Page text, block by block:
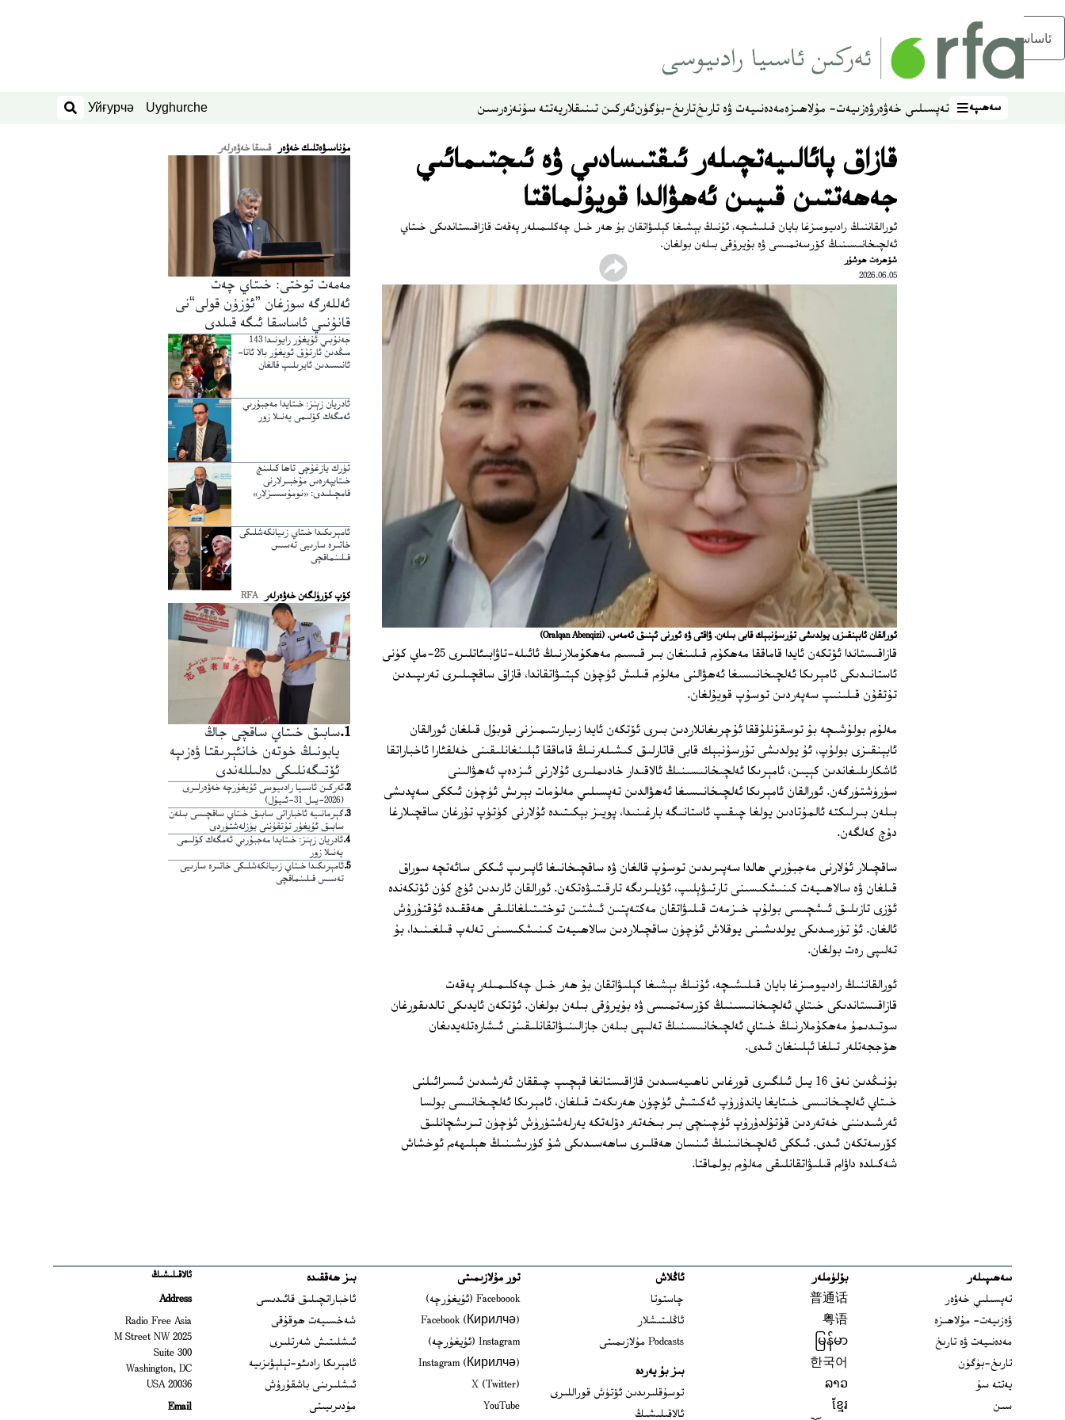
ئاساسلىق مەزمۇنغا ئاتلاڭ
سەھىپە
سەھىپە تەپسىلىي خەۋەرۋەزىيەت- مۇلاھىزەمەدەنىيەت ۋە تارىختارىخ-بۈگۈنئەركىن تىنىقلاريەتتە سۇنەزەرسىن Uyghurche
Уйғурчә
ئىزدەش
قازاق پائالىيەتچىلەر ئىقتىسادىي ۋە ئىجتىمائىي
جەھەتتىن قىيىن ئەھۋالدا قويۇلماقتا
ئورالقاننىڭ رادىيومىزغا بايان قىلىشىچە، ئۇنىڭ بېشىغا كېلىۋاتقان بۇ ھەر خىل چەكلىمىلەر پەقەت قازاقىستاندىكى خىتاي
ئەلچىخانىسىنىڭ كۆرسەتمىسى ۋە بۇيرۇقى بىلەن بولغان.
شۆھرەت ھوشۇر
2026.06.05
ئورالقان ئابېنقىزى يولدىشى تۇرسۇنبېك قابى بىلەن. ۋاقتى ۋە ئورنى ئېنىق ئەمەس. (Oralqan Abenqizi)
قازاقىستاندا ئۆتكەن ئايدا قاماققا مەھكۇم قىلىنغان بىر قىسىم مەھكۇملارنىڭ ئائىلە-تاۋابىئاتلىرى 25-ماي كۈنى
ئاستانىدىكى ئامېرىكا ئەلچىخانىسىغا ئەھۋالنى مەلۇم قىلىش ئۈچۈن كېتىۋاتقاندا، قازاق ساقچىلىرى تەرىپىدىن
تۇتقۇن قىلىنىپ سەپەردىن توسۇپ قويۇلغان.
مەلۇم بولۇشىچە بۇ توسقۇنلۇققا ئۇچرىغانلاردىن بىرى ئۆتكەن ئايدا زىيارىتىمىزنى قوبۇل قىلغان ئورالقان
ئابېنقىزى بولۇپ، ئۇ يولدىشى تۇرسۇنبېك قابى قاتارلىق كىشىلەرنىڭ قاماققا ئېلىنغانلىقىنى خەلقئارا ئاخباراتقا
ئاشكارىلىغاندىن كېيىن، ئامېرىكا ئەلچىخانىسىنىڭ ئالاقىدار خادىملىرى ئۇلارنى ئىزدەپ ئەھۋالىنى
سۈرۈشتۈرگەن. ئورالقان ئامېرىكا ئەلچىخانىسىغا ئەھۋالدىن تەپسىلىي مەلۇمات بېرىش ئۈچۈن ئىككى سەپدىشى
بىلەن بىرلىكتە ئالمۇتادىن يولغا چىقىپ ئاستانىگە بارغىنىدا، پويىز بېكىتىدە ئۇلارنى كۈتۈپ تۇرغان ساقچىلارغا
دۇچ كەلگەن.
ساقچىلار ئۇلارنى مەجبۇرىي ھالدا سەپىرىدىن توسۇپ قالغان ۋە ساقچىخانىغا ئاپىرىپ ئىككى سائەتچە سوراق
قىلغان ۋە سالاھىيەت كىنىشكىسىنى تارتىۋېلىپ، ئۆيلىرىگە تارقىتىۋەتكەن. ئورالقان ئارىدىن ئۈچ كۈن ئۆتكەندە
ئۆزى تازىلىق ئىشچىسى بولۇپ خىزمەت قىلىۋاتقان مەكتەپتىن ئىشتىن توختىتىلغانلىقى ھەققىدە ئۇقتۇرۇش
ئالغان. ئۇ تۈرمىدىكى يولدىشىنى يوقلاش ئۈچۈن ساقچىلاردىن سالاھىيەت كىنىشكىسىنى تەلەپ قىلغىنىدا، بۇ
تەلىپى رەت بولغان.
ئورالقاننىڭ رادىيومىزغا بايان قىلىشىچە، ئۇنىڭ بېشىغا كېلىۋاتقان بۇ ھەر خىل چەكلىمىلەر پەقەت
قازاقىستاندىكى خىتاي ئەلچىخانىسىنىڭ كۆرسەتمىسى ۋە بۇيرۇقى بىلەن بولغان. ئۆتكەن ئايدىكى تالدىقورغان
سوتىدىمۇ مەھكۇملارنىڭ خىتاي ئەلچىخانىسىنىڭ تەلىپى بىلەن جازالىنىۋاتقانلىقىنى ئىشارەتلەيدىغان
ھۆججەتلەر تىلغا ئېلىنغان ئىدى.
بۇنىڭدىن نەق 16 يىل ئىلگىرى قورغاس ناھىيەسىدىن قازاقىستانغا قېچىپ چىققان ئەرشىدىن ئىسرائىلنى
خىتاي ئەلچىخانىسى خىتايغا ياندۇرۇپ ئەكىتىش ئۈچۈن ھەرىكەت قىلغان، ئامېرىكا ئەلچىخانىسى بولسا
ئەرشىدىننى خەتەردىن قۇتۇلدۇرۇپ ئۈچىنچى بىر بىخەتەر دۆلەتكە يەرلەشتۈرۈش ئۈچۈن تىرىشچانلىق
كۆرسەتكەن ئىدى. ئىككى ئەلچىخانىنىڭ ئىنسان ھەقلىرى ساھەسىدىكى شۇ كۈرىشىنىڭ ھېلىھەم ئوخشاش
شەكىلدە داۋام قىلىۋاتقانلىقى مەلۇم بولماقتا.
ﻣﯘﻧﺎﺳﯩﯟﻩﺗﻠﯩﻚ ﺧﻪﯞﻩﺭ قىسقا خەۋەرلەر
مەمەت توختى: خىتاي چەت
ئەللەرگە سوزغان ”ئۇزۇن قولى“نى
قانۇنىي ئاساسقا ئىگە قىلدى
جەنۇبىي ئۇيغۇر رايونىدا 143
مىڭدىن ئارتۇق ئويغۇر بالا ئاتا-
ئانىسىدىن ئايرىلىپ قالغان
ئادريان زېنز: خىتايدا مەجبۇرىي
ئەمگەك كۆلىمى يەنىلا زور
تۈرك يازغۇچى تاھا كىلىنچ
خىتايپەرەس مۇخبىرلارنى
قامچىلىدى: «نومۇسسىزلار»
ئامېرىكىدا خىتاي زىيانكەشلىكى
خاتىرە سارىيى تەسىس
قىلىنماقچى
كۆپ كۆرۈلگەن خەۋەرلەر RFA
1
.سابىق خىتاي ساقچى جاڭ
يابونىڭ خوتەن خانئېرىقتا ۋەزىپە
ئۆتىگەنلىكى دەلىللەندى
2
.ئەركىن ئاسىيا رادىيوسى ئۇيغۇرچە خەۋەرلىرى
(2026-يىل 31-ئىيۇل)
3
.گېرمانىيە ئاخباراتى سابىق خىتاي ساقچىسى بىلەن
سابىق ئۇيغۇر تۇتقۇننى يۈزلەشتۈردى
4
.ئادريان زېنز: خىتايدا مەجبۇرىي ئەمگەك كۆلىمى
يەنىلا زور
5
.ئامېرىكىدا خىتاي زىيانكەشلىكى خاتىرە سارىيى
تەسىس قىلىنماقچى
سەھىپىلەر
تەپسىلىي خەۋەر
ۋەزىيەت- مۇلاھىزە
مەدەنىيەت ۋە تارىخ
تارىخ-بۈگۈن
يەتتە سۇ
سىن
بۆلۈملەر
普通话
粤语
မြန်မာ
한국어
ລາວ
ខ្មែរ
ئاڭلاش
چاستوتا
ئاڭلىتىشلار
Podcasts مۇلازىمىتى
بىز بۇ يەردە
توسۇقلىرىدىن ئۆتۈش قوراللىرى Opens in new window
ئالاقىلىشىڭ
تور مۇلازىمىتى
Faceboook (ئۇيغۇرچە)
Opens in new window
Facebook (Кирилчә)
Opens in new window
Instagram (ئۇيغۇرچە)
Opens in new window
Instagram (Кирилчә)
Opens in new window
X (Twitter)
Opens in new window
YouTube
Opens in new window
بىز ھەققىدە
ئاخباراتچىلىق قائىدىسى
شەخسىيەت ھوقۇقى
ئىشلىتىش شەرتلىرى
ئامېرىكا رادىئو-تېلېۋىزىيە
ئىشلىرىنى باشقۇرۇش
مۇدىرىيىتى
ئالاقىلىشىڭ
Address
Radio Free Asia
2025 M Street NW
Suite 300
Washington, DC
20036 USA
Email